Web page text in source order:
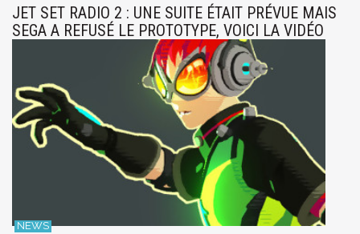
JET SET RADIO 2 : UNE SUITE ÉTAIT PRÉVUE MAIS
SEGA A REFUSÉ LE PROTOTYPE, VOICI LA VIDÉO